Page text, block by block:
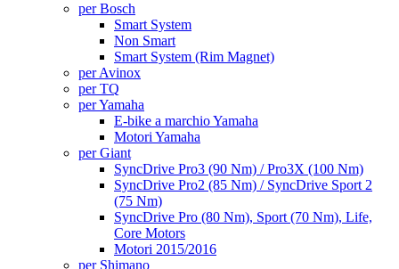
per Bosch
Smart System
Non Smart
Smart System (Rim Magnet)
per Avinox
per TQ
per Yamaha
E-bike a marchio Yamaha
Motori Yamaha
per Giant
SyncDrive Pro3 (90 Nm) / Pro3X (100 Nm)
SyncDrive Pro2 (85 Nm) / SyncDrive Sport 2
(75 Nm)
SyncDrive Pro (80 Nm), Sport (70 Nm), Life,
Core Motors
Motori 2015/2016
per Shimano